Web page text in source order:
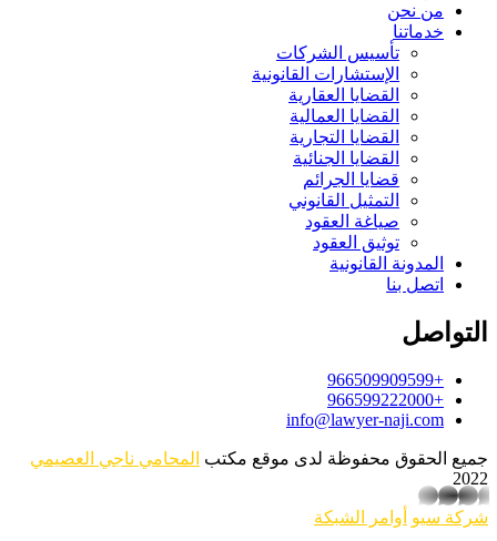
من نحن
خدماتنا
تأسيس الشركات
الإستشارات القانونية
القضايا العقارية
القضايا العمالية
القضايا التجارية
القضايا الجنائية
قضايا الجرائم
التمثيل القانوني
صياغة العقود
توثيق العقود
المدونة القانونية
اتصل بنا
التواصل
+966509909599
+966599222000
info@lawyer-naji.com
جميع الحقوق محفوظة لدى موقع مكتب المحامي ناجي العصيمي
2022
شركة سيو أوامر الشبكة
whatsapp